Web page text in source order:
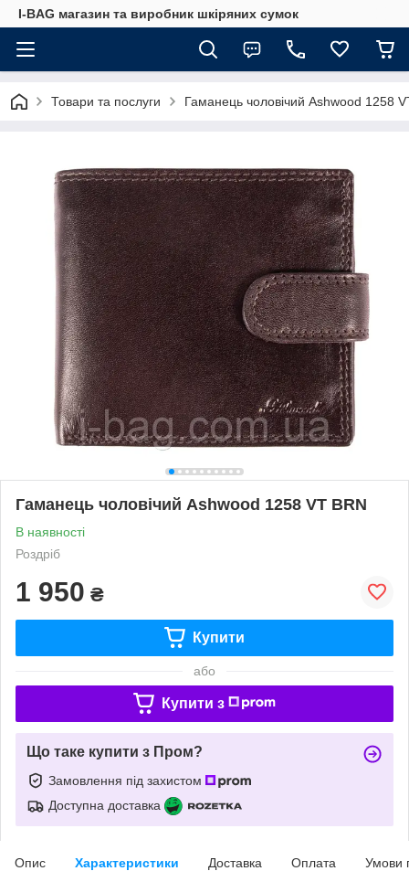
I-BAG магазин та виробник шкіряних сумок
Товари та послуги Гаманець чоловічий Ashwood 1258
Гаманець чоловічий Ashwood 1258 VT BRN
В наявності
Роздріб
1 950 ₴
Купити
або
Купити з
Що таке купити з Пром?
Замовлення під захистом
Доступна доставка
Опис Характеристики Доставка Оплата Умови